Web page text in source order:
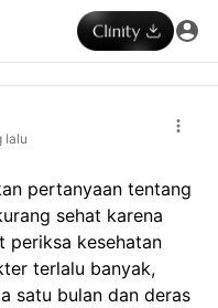
lalu
pertanyaan tentang
sehat karena
periksa kesehatan
terlalu banyak,
satu bulan dan deras